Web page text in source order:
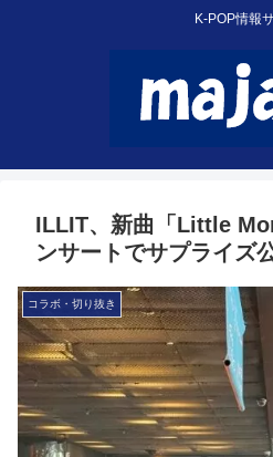
K-POP情報
ILLIT、新曲「Little
ンサートでサプライズ
コラボ・切り抜き